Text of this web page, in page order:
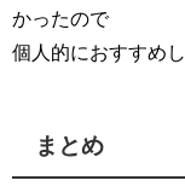
かったので
個人的におすすめ
まとめ